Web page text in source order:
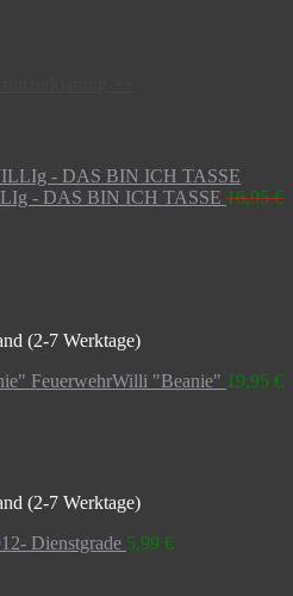
- DAS BIN ICH TASSE 16,95€
(2-7 Werktage)
FeuerwehrWilli "Beanie" 19,95 €
(2-7 Werktage)
Dienstgrade 5,99 €